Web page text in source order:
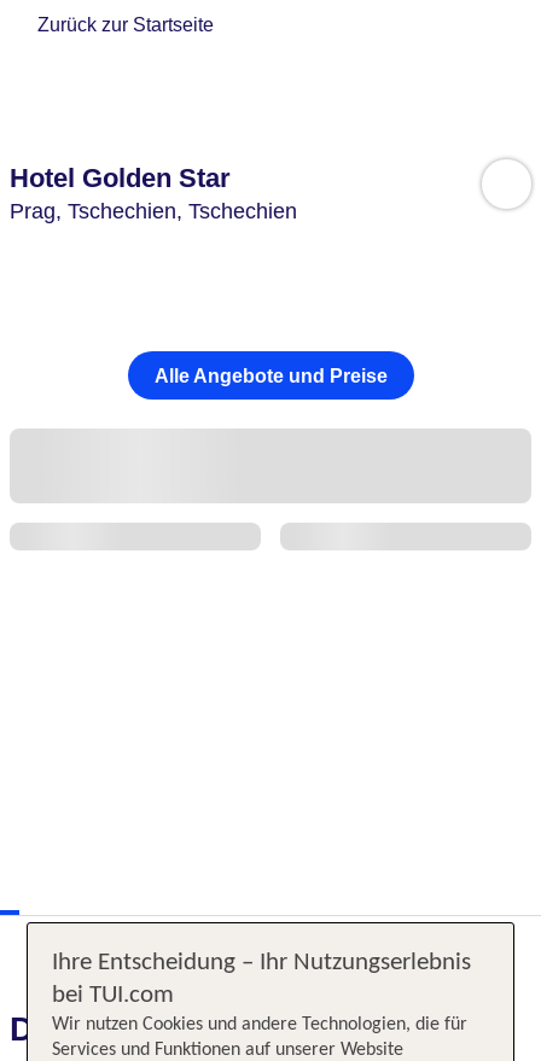
Zurück zur Startseite
Hotel Golden Star
Prag, Tschechien, Tschechien
Alle Angebote und Preise
Das erwartet Sie
Ihre Entscheidung – Ihr Nutzungserlebnis
bei TUI.com
Wir nutzen Cookies und andere Technologien, die für
Services und Funktionen auf unserer Website